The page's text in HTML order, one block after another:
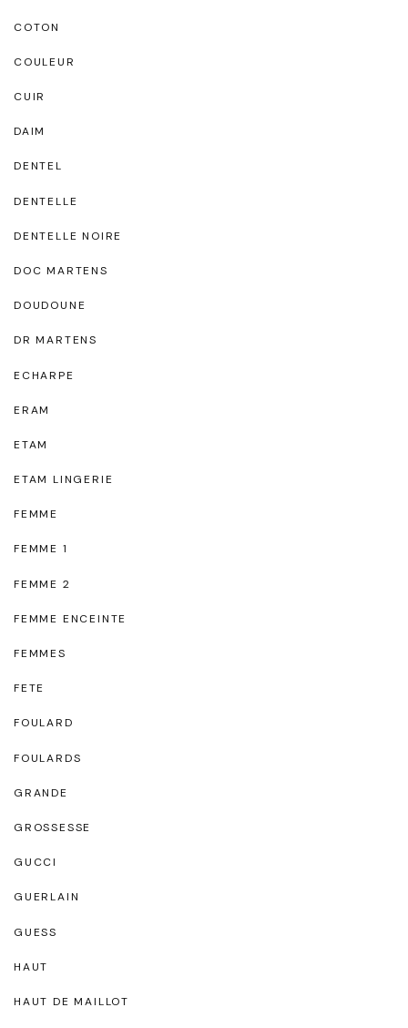
COTON
COULEUR
CUIR
DAIM
DENTEL
DENTELLE
DENTELLE NOIRE
DOC MARTENS
DOUDOUNE
DR MARTENS
ECHARPE
ERAM
ETAM
ETAM LINGERIE
FEMME
FEMME 1
FEMME 2
FEMME ENCEINTE
FEMMES
FETE
FOULARD
FOULARDS
GRANDE
GROSSESSE
GUCCI
GUERLAIN
GUESS
HAUT
HAUT DE MAILLOT